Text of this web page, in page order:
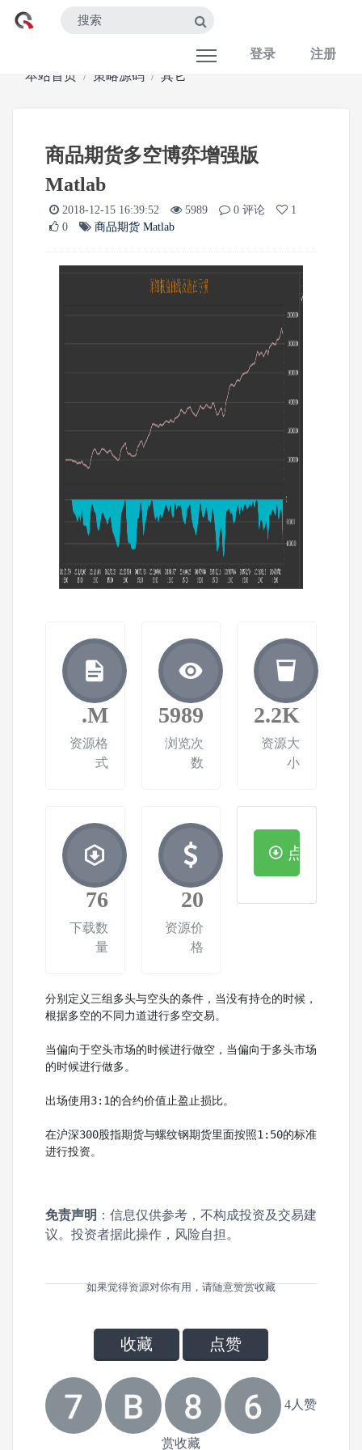
登录
注册
本站首页
策略源码 其它
商品期货多空博弈增强版
Matlab
2018-12-15 16:39:52 5989 0 评论
1
0
商品期货 Matlab
.M
资源格
式
5989
浏览次
数
2.2K
资源大
小
76
下载数
量
20
资源价
格
点击下载
分别定义三组多头与空头的条件，当没有持仓的时候，
根据多空的不同力道进行多空交易。
当偏向于空头市场的时候进行做空，当偏向于多头市场
的时候进行做多。
出场使用3:1的合约价值止盈止损比。
在沪深300股指期货与螺纹钢期货里面按照1:50的标准
进行投资。
免责声明 ：信息仅供参考，不构成投资及交易建
议。投资者据此操作，风险自担。
如果觉得资源对你有用，请随意赞赏收藏
收藏 点赞
4人赞
赏收藏